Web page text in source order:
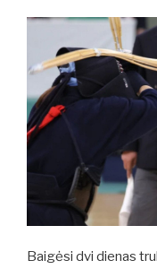
Baigėsi dvi dienas